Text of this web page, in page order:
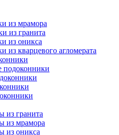
из мрамора
из гранита
из оникса
из кварцевого агломерата
подоконники
из гранита
из мрамора
из оникса